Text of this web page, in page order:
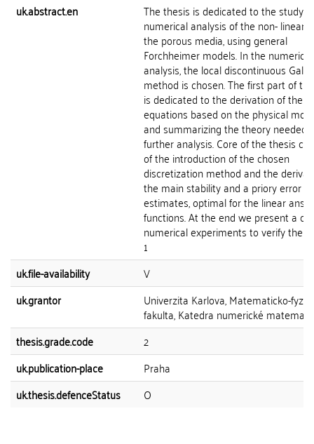
uk.abstract.en
The thesis is dedicated to the study
numerical analysis of the non- linear
the porous media, using general
Forchheimer models. In the numerical
analysis, the local discontinuous
method is chosen. The first part of
is dedicated to the derivation of the
equations based on the physical
and summarizing the theory needed
further analysis. Core of the thesis
of the introduction of the chosen
discretization method and the
the main stability and a priory error
estimates, optimal for the linear
functions. At the end we present a
numerical experiments to verify the
1
uk.file-availability
V
uk.grantor
Univerzita Karlova, Matematicko-
fakulta, Katedra numerické
thesis.grade.code
2
uk.publication-place
Praha
uk.thesis.defenceStatus
O